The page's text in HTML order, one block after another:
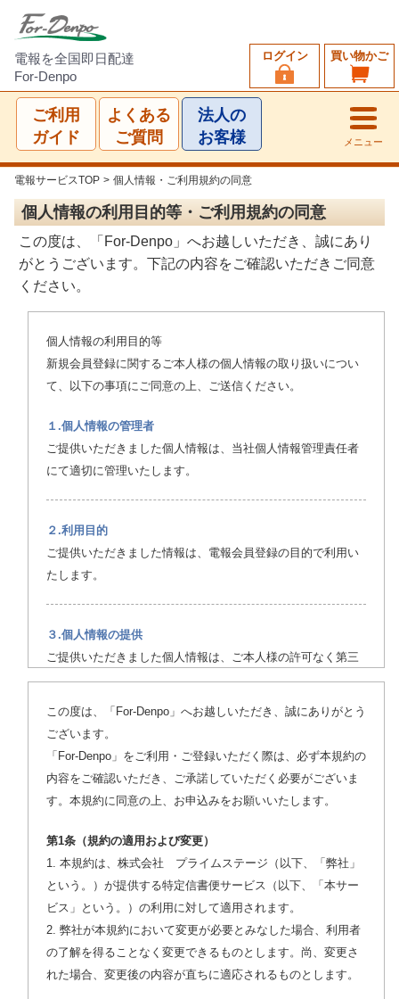
電報を全国即日配達
For-Denpo
買い物かご
ログイン
ご利用
ガイド
よくある
ご質問
法人の
お客様
メニュー
電報サービスTOP > 個人情報・ご利用規約の同意
個人情報の利用目的等・ご利用規約の同意
この度は、「For-Denpo」へお越しいただき、誠にあり
がとうございます。下記の内容をご確認いただきご同意
ください。
個人情報の利用目的等
新規会員登録に関するご本人様の個人情報の取り扱いについ
て、以下の事項にご同意の上、ご送信ください。
１.個人情報の管理者
ご提供いただきました個人情報は、当社個人情報管理責任者
にて適切に管理いたします。
２.利用目的
ご提供いただきました情報は、電報会員登録の目的で利用い
たします。
３.個人情報の提供
ご提供いただきました個人情報は、ご本人様の許可なく第三
者に提供することはございません。
４.個人情報の取扱いの委託
ご提供いただきました個人情報の取り扱いを、Webサーバ管
理会社に委託しております。
５.個人情報のご入力の任意性
個人情報項目のご提供は任意ですが、必須項目をご提供いた
だけない場合、会員登録手続きができない場合がございま
す。
６.個人情報の開示、訂正、削除等の請求
この度は、「For-Denpo」へお越しいただき、誠にありがとう
ございます。
「For-Denpo」をご利用・ご登録いただく際は、必ず本規約の
内容をご確認いただき、ご承諾していただく必要がございま
す。本規約に同意の上、お申込みをお願いいたします。
第1条（規約の適用および変更）
1. 本規約は、株式会社 プライムステージ（以下、「弊社」
という。）が提供する特定信書便サービス（以下、「本サー
ビス」という。）の利用に対して適用されます。
2. 弊社が本規約において変更が必要とみなした場合、利用者
の了解を得ることなく変更できるものとします。尚、変更さ
れた場合、変更後の内容が直ちに適応されるものとします。